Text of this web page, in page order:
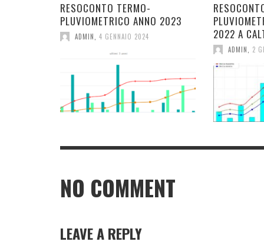
RESOCONTO TERMO-
PLUVIOMETRICO ANNO 2023
ADMIN 4 GENNAIO 2024
2022 A
ADMIN 2
NO COMMENT
LEAVE A REPLY